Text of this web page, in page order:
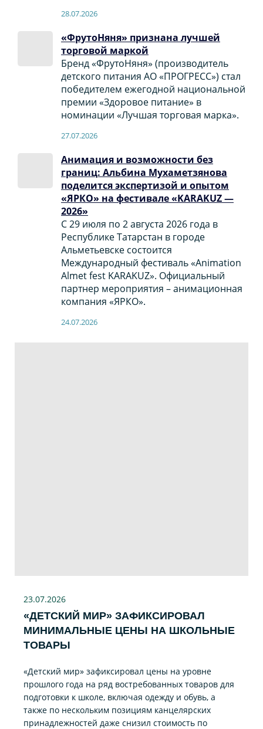
28.07.2026
«ФрутоНяня» признана лучшей
торговой маркой
Бренд «ФрутоНяня» (производитель
детского питания АО «ПРОГРЕСС») стал
победителем ежегодной национальной
премии «Здоровое питание» в
номинации «Лучшая торговая марка».
27.07.2026
Анимация и возможности без
границ: Альбина Мухаметзянова
поделится экспертизой и опытом
«ЯРКО» на фестивале «KARAKUZ —
2026»
С 29 июля по 2 августа 2026 года в
Республике Татарстан в городе
Альметьевске состоится
Международный фестиваль «Animation
Almet fest KARAKUZ». Официальный
партнер мероприятия – анимационная
компания «ЯРКО».
24.07.2026
23.07.2026
«ДЕТСКИЙ МИР» ЗАФИКСИРОВАЛ
МИНИМАЛЬНЫЕ ЦЕНЫ НА ШКОЛЬНЫЕ
ТОВАРЫ
«Детский мир» зафиксировал цены на уровне
прошлого года на ряд востребованных товаров для
подготовки к школе, включая одежду и обувь, а
также по нескольким позициям канцелярских
принадлежностей даже снизил стоимость по